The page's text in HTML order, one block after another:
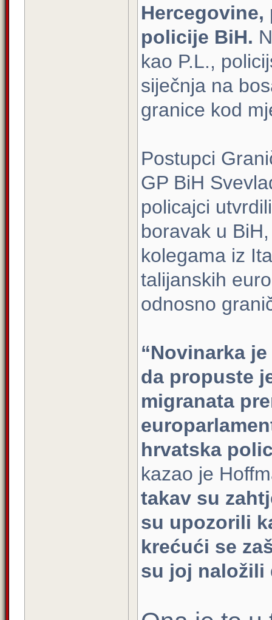
policije BiH.
kao P.L.,
siječnja na
granice kod
Postupci
GP BiH
policajci
boravak u
kolegama iz
talijanskih
odnosno
“Novinarka
da propuste
migranata
hrvatska
kazao je
takav su
su upozorili
krećući se
su joj naložili